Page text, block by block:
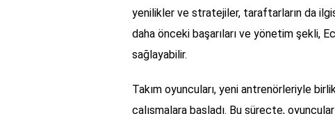
yenilikler ve stratejiler, taraftarların da
daha önceki başarıları ve yönetim şekli,
sağlayabilir.
Takım oyuncuları, yeni antrenörleriyle
çalışmalara başladı. Bu süreçte,